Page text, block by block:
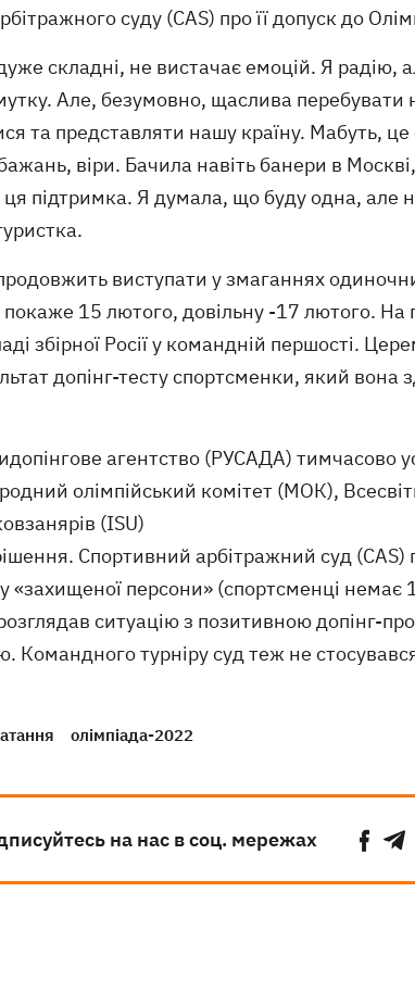
суду (CAS) про її допуск до
складні, не вистачає емоцій. Я радію,
Але, безумовно, щаслива перебувати
та представляти нашу країну. Мабуть,
віри. Бачила навіть банери в
підтримка. Я думала, що буду одна, але
виступати у змаганнях
15 лютого, довільну -17 лютого. На
збірної Росії у командній першості.
допінг-тесту спортсменки, який вона
агентство (РУСАДА) тимчасово
олімпійський комітет (МОК),
(ISU)
Спортивний арбітражний суд
«захищеної персони» (спортсменці немає
ситуацію з позитивною допінг-
Командного турніру суд теж не
олімпіада-2022
на нас в соц. мережах